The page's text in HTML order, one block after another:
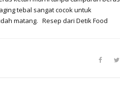
tebal sangat cocok untuk
matang. Resep dari Detik Food